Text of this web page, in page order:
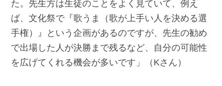
た。先生方は生徒のことをよく見ていて、例え
ば、文化祭で『歌うま（歌が上手い人を決める選
手権）』という企画があるのですが、先生の勧め
で出場した人が決勝まで残るなど、自分の可能性
を広げてくれる機会が多いです」（Kさん）